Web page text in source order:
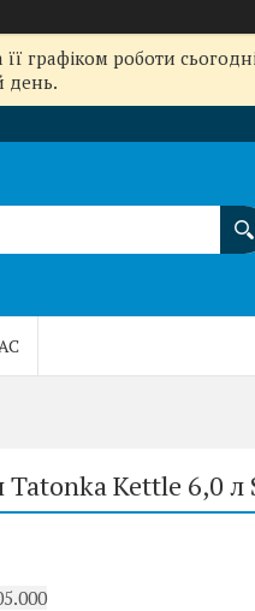
графіком роботи
день.
Tatonka Kettle 6,0 л